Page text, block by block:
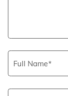
Full Name